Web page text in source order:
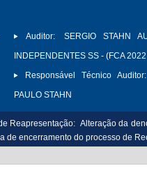
Auditor:
SERGIO STAHN
INDEPENDENTES SS - (FCA
Responsável Técnico Auditor:
PAULO STAHN
Reapresentação: Alteração da
de encerramento do processo de